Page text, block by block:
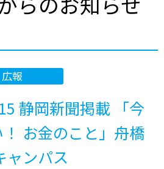
広報
静岡新聞掲載 「今
お金のこと」舟橋
ャンパス